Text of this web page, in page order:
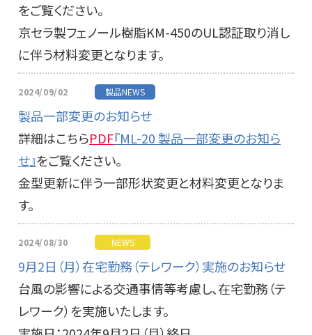
をご覧ください。
京セラ製フェノール樹脂KM-450のUL認証取り消し
に伴う材料変更となります。
2024/09/02 製品NEWS
製品一部変更のお知らせ
詳細はこちらPDF『ML-20 製品一部変更のお知ら
せ』をご覧ください。
金型更新に伴う一部形状変更と材料変更となりま
す。
2024/08/30 NEWS
9月2日（月）在宅勤務（テレワーク）実施のお知らせ
台風の影響による交通事情等考慮し、在宅勤務（テ
レワーク）を実施いたします。